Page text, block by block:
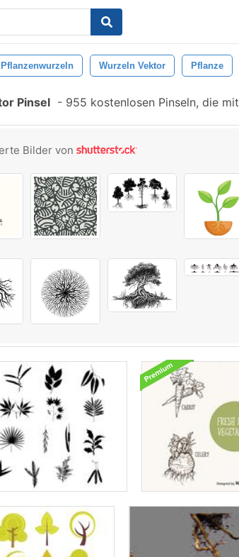
Pflanzenwurzeln Wurzeln Vektor Pflanze
Pinsel - 955 kostenlosen Pinseln, die mit
Bilder von